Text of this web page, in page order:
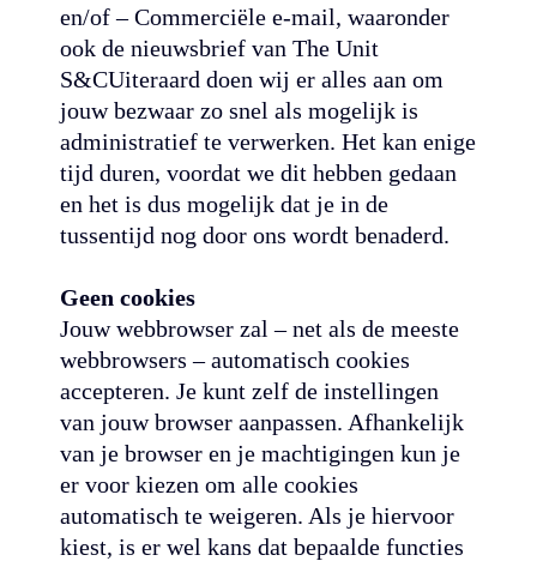
en/of – Commerciële e-mail, waaronder
ook de nieuwsbrief van The Unit
S&CUiteraard doen wij er alles aan om
jouw bezwaar zo snel als mogelijk is
administratief te verwerken. Het kan enige
tijd duren, voordat we dit hebben gedaan
en het is dus mogelijk dat je in de
tussentijd nog door ons wordt benaderd.
Geen cookies
Jouw webbrowser zal – net als de meeste
webbrowsers – automatisch cookies
accepteren. Je kunt zelf de instellingen
van jouw browser aanpassen. Afhankelijk
van je browser en je machtigingen kun je
er voor kiezen om alle cookies
automatisch te weigeren. Als je hiervoor
kiest, is er wel kans dat bepaalde functies